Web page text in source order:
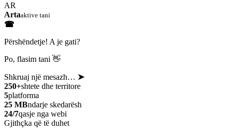
AR
Artaaktive tani
☎
Përshëndetje! A je gati?
Po, flasim tani 👋
Shkruaj një mesazh… ➤
250+shtete dhe territore
5platforma
25 MBndarje skedarësh
24/7qasje nga webi
Gjithçka që të duhet